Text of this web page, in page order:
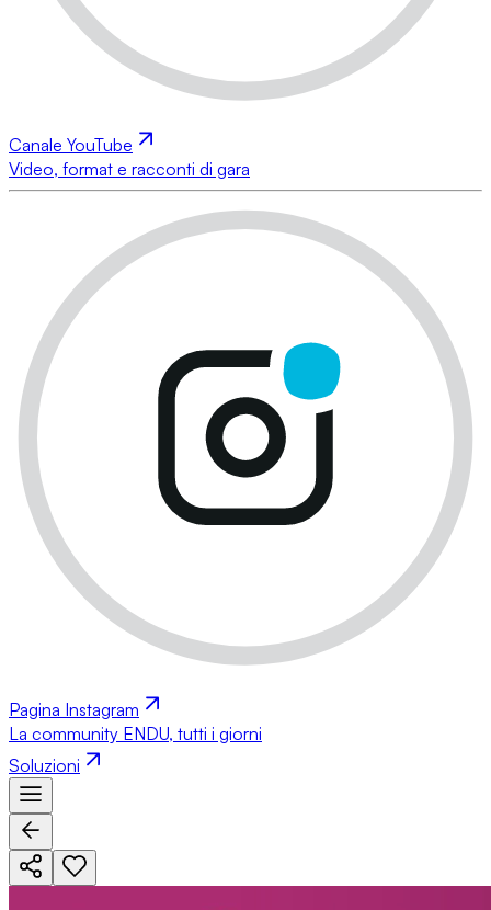
Canale YouTube
Video, format e racconti di gara
Pagina Instagram
La community ENDU, tutti i giorni
Soluzioni